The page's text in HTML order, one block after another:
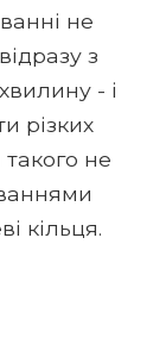
не
з
- і
різких
не
кільця.